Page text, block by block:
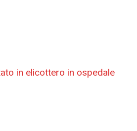
in elicottero in ospedale